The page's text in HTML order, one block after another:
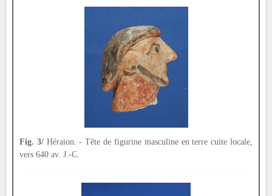
Fig. 3/Héraion. - Tête de figurine masculine en terre cuite locale,
vers 640 av. J.-C.